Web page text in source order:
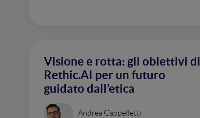
Visione e rotta: gli obiettivi di
Rethic.AI per un futuro
guidato dall’etica
Andrea Cappelletti